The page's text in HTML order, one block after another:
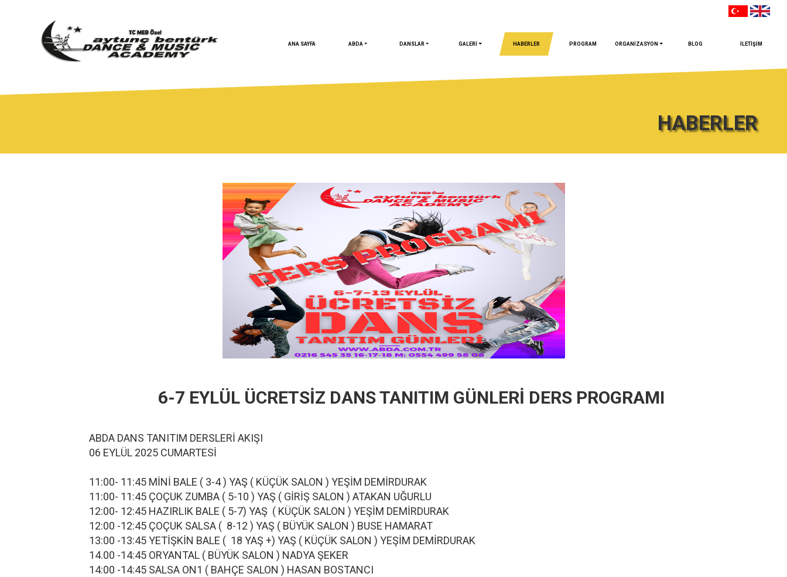
ANA SAYFA ABDA DANSLAR GALERİ HABERLER PROGRAM ORGANİZASYON BLOG İLETİŞİM
HABERLER
6-7 EYLÜL ÜCRETSİZ DANS TANITIM GÜNLERİ DERS PROGRAMI
ABDA DANS TANITIM DERSLERİ AKIŞI
06 EYLÜL 2025 CUMARTESİ
11:00- 11:45 MİNİ BALE ( 3-4 ) YAŞ ( KÜÇÜK SALON ) YEŞİM DEMİRDURAK
11:00- 11:45 ÇOÇUK ZUMBA ( 5-10 ) YAŞ ( GİRİŞ SALON ) ATAKAN UĞURLU
12:00- 12:45 HAZIRLIK BALE ( 5-7) YAŞ ( KÜÇÜK SALON ) YEŞİM DEMİRDURAK
12:00 -12:45 ÇOÇUK SALSA ( 8-12 ) YAŞ ( BÜYÜK SALON ) BUSE HAMARAT
13:00 -13:45 YETİŞKİN BALE ( 18 YAŞ +) YAŞ ( KÜÇÜK SALON ) YEŞİM DEMİRDURAK
14.00 -14:45 ORYANTAL ( BÜYÜK SALON ) NADYA ŞEKER
14:00 -14:45 SALSA ON1 ( BAHÇE SALON ) HASAN BOSTANCI